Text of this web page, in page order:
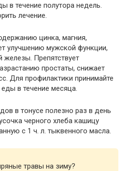
в течение полутора недель.
лечение.
цинка, магния,
улучшению мужской функции,
железы. Препятствует
простаты, снижает
Для профилактики принимайте
в течение месяца.
в тонусе полезно раз в день
черного хлеба кашицу
с 1 ч. л. тыквенного масла.
травы на зиму?